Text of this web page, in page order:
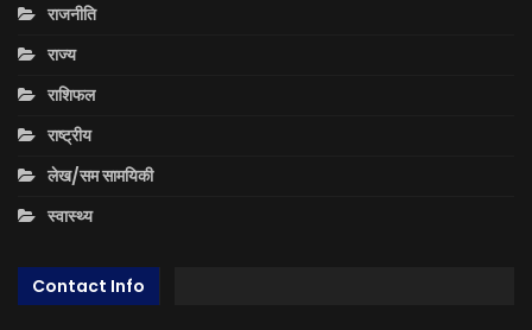
राजनीति
राज्य
राशिफल
राष्ट्रीय
लेख/सम सामयिकी
स्वास्थ्य
Contact Info